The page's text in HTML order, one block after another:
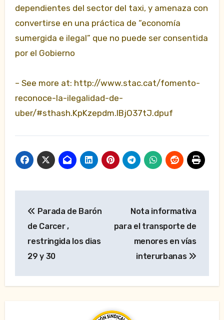
dependientes del sector del taxi, y amenaza con
convertirse en una práctica de “economía
sumergida e ilegal” que no puede ser consentida
por el Gobierno
– See more at: http://www.stac.cat/fomento-
reconoce-la-ilegalidad-de-
uber/#sthash.KpKzepdm.lBjO37tJ.dpuf
de
entradas
Parada de Barón
de Carcer ,
restringida los dias
29 y 30
Nota informativa
para el transporte de
menores en vías
interurbanas